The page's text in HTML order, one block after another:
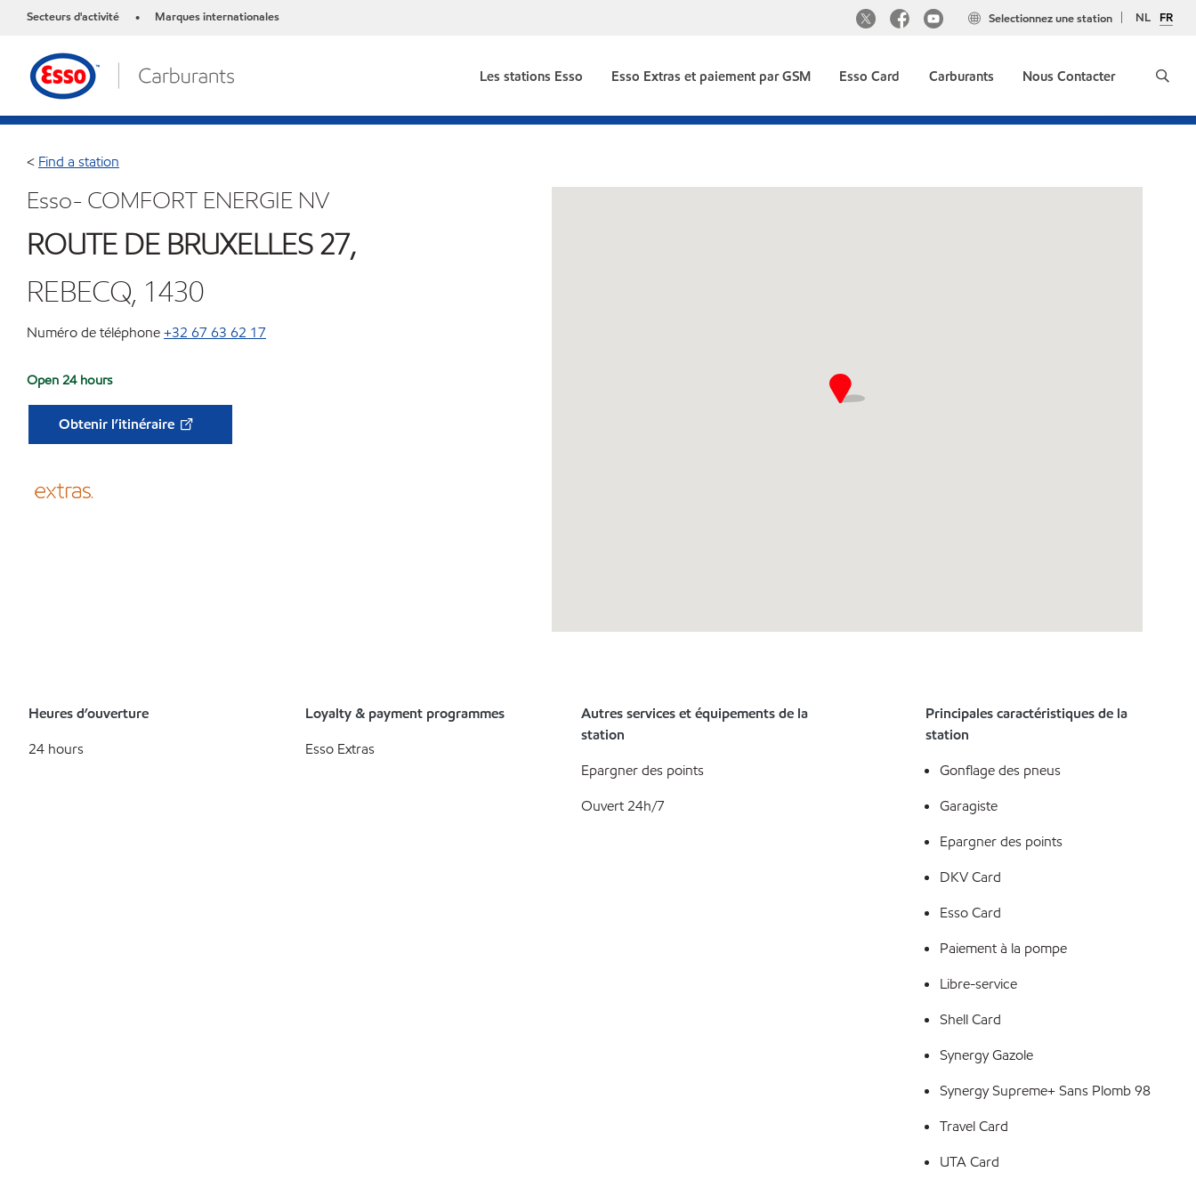
Secteurs d'activité • Marques internationales NL FR
Selectionnez une station
Les stations Esso Esso Extras et paiement par GSM Esso Card Carburants Nous Contacter
< Find a station
Esso- COMFORT ENERGIE NV
ROUTE DE BRUXELLES 27,
REBECQ, 1430
Numéro de téléphone+32 67 63 62 17
Open 24 hours
Obtenir l’itinéraire
Heures d’ouverture
24 hours
Loyalty & payment programmes
Esso Extras
Autres services et équipements de la
station
Epargner des points
Ouvert 24h/7
Principales caractéristiques de la
station
Gonflage des pneus
Garagiste
Epargner des points
DKV Card
Esso Card
Paiement à la pompe
Libre-service
Shell Card
Synergy Gazole
Synergy Supreme+ Sans Plomb 98
Travel Card
UTA Card